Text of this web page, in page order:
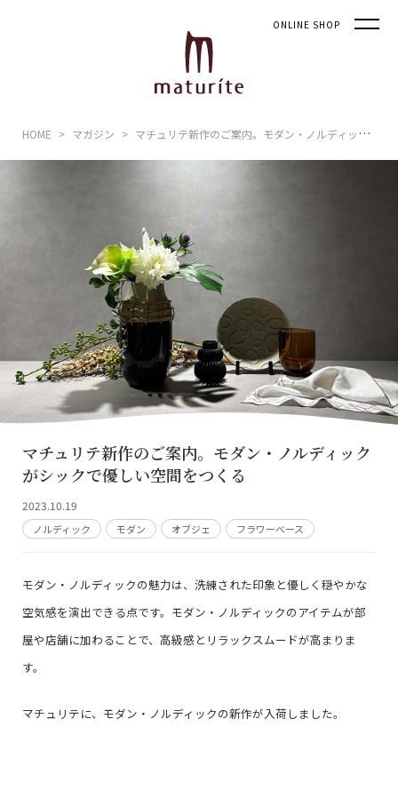
ONLINE SHOP
HOME マガジン マチュリテ新作のご案内。モダン・ノルディックがシックで優しい空間をつくる
マチュリテ新作のご案内。モダン・ノルディック
がシックで優しい空間をつくる
2023.10.19
ノルディック モダン オブジェ フラワーベース
モダン・ノルディックの魅力は、洗練された印象と優しく穏やかな
空気感を演出できる点です。モダン・ノルディックのアイテムが部
屋や店舗に加わることで、高級感とリラックスムードが高まりま
す。
マチュリテに、モダン・ノルディックの新作が入荷しました。